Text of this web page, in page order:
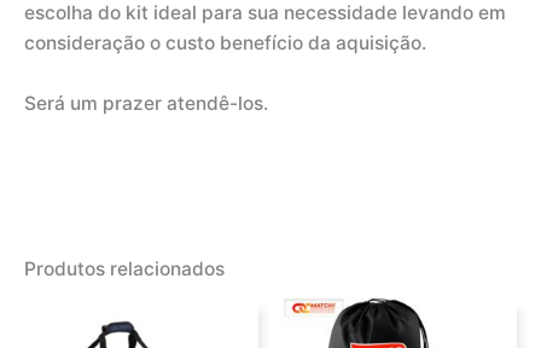
escolha do kit ideal para sua necessidade levando em
consideração o custo benefício da aquisição.
Será um prazer atendê-los.
Produtos relacionados